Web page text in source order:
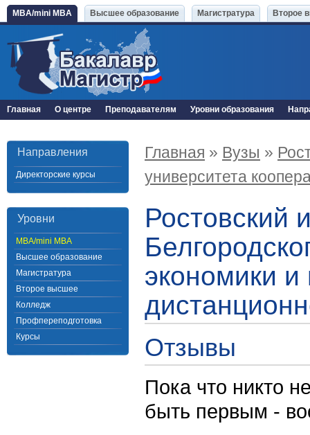
MBA/mini MBA Высшее образование Магистратура Второе
Главная О центре Преподавателям Уровни образования
Направления
Директорские курсы
Уровни
MBA/mini MBA
Высшее образование
Магистратура
Второе высшее
Колледж
Профпереподготовка
Курсы
Главная » Вузы »
университета
Ростовский
экономики
Отзывы
Пока что никто
быть первым -